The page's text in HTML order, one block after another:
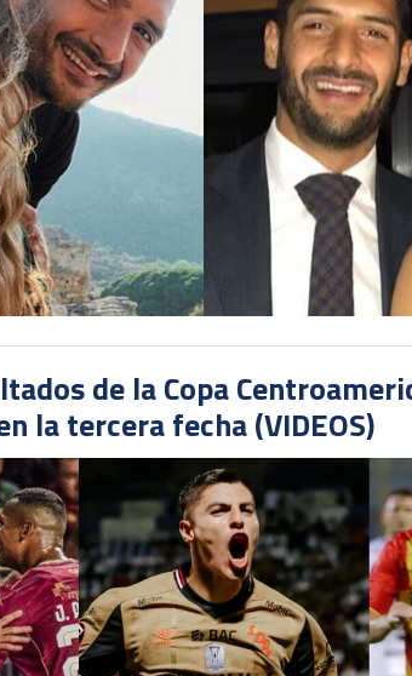
de la Copa
la tercera fecha (VIDEOS)